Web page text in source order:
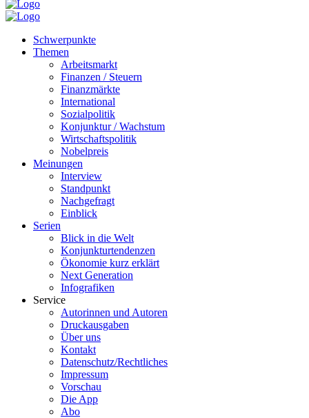
Schwerpunkte
Themen
Arbeitsmarkt
Finanzen / Steuern
Finanzmärkte
International
Sozialpolitik
Konjunktur / Wachstum
Wirtschaftspolitik
Nobelpreis
Meinungen
Interview
Standpunkt
Nachgefragt
Einblick
Serien
Blick in die Welt
Konjunkturtendenzen
Ökonomie kurz erklärt
Next Generation
Infografiken
Service
Autorinnen und Autoren
Druckausgaben
Über uns
Kontakt
Datenschutz/Rechtliches
Impressum
Vorschau
Die App
Abo